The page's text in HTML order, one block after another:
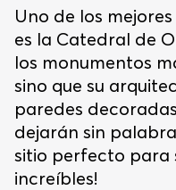
Uno de los
es la Catedral de
los monumentos
sino que su
paredes
dejarán sin
sitio perfecto para
increíbles!